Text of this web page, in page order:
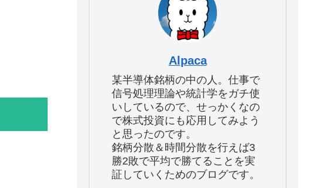
Alpaca
某半導体銘柄の中の人。仕事で
信号処理理論や統計学をガチ使
いしているので、せっかくなの
で株式投資にも応用してみよう
と思ったのです。
銘柄分散＆時間分散を行えば3
勝2敗で平均で勝てることを実
証していくためのブログです。